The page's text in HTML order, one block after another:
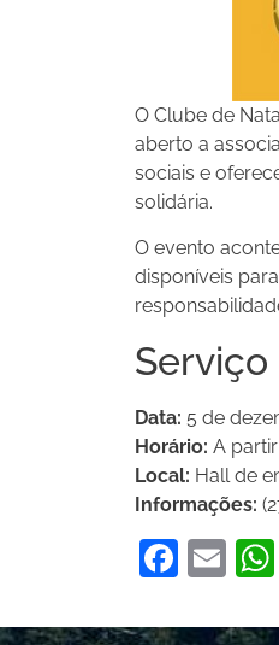
O Clube de
aberto a
sociais e
solidária.
O evento
disponíveis
Serviço
Data: 5 de
Horário: A
Local: Hall de
Informações: